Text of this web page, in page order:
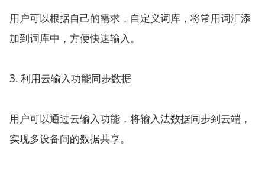
用户可以根据自己的需求，自定义词库，将常用词汇添
加到词库中，方便快速输入。
3. 利用云输入功能同步数据
用户可以通过云输入功能，将输入法数据同步到云端，
实现多设备间的数据共享。